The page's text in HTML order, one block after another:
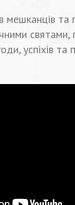
мешканців та
успіхів та